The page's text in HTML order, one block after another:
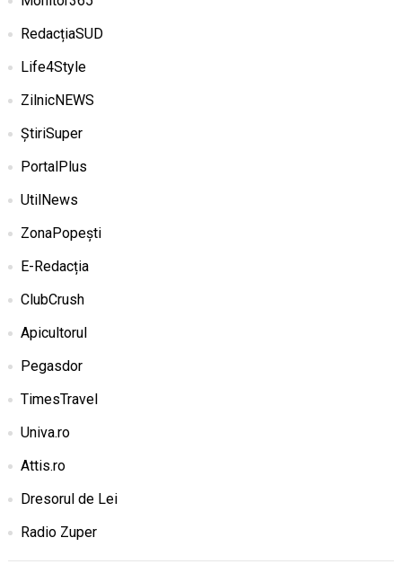
RedacțiaSUD
Life4Style
ZilnicNEWS
ȘtiriSuper
PortalPlus
UtilNews
ZonaPopești
E-Redacția
ClubCrush
Apicultorul
Pegasdor
TimesTravel
Univa.ro
Attis.ro
Dresorul de Lei
Radio Zuper